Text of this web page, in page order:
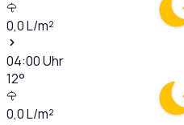
0,0L/m²
04:00Uhr
12°
0,0L/m²